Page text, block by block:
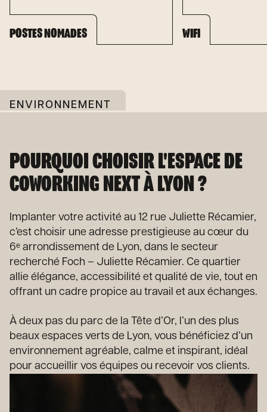
POSTES NOMADES WIFI
ENVIRONNEMENT
POURQUOI CHOISIR L'ESPACE DE
COWORKING NEXT À LYON ?
Implanter votre activité au 12 rue Juliette Récamier,
c’est choisir une adresse prestigieuse au cœur du
6ᵉ arrondissement de Lyon, dans le secteur
recherché Foch – Juliette Récamier. Ce quartier
allie élégance, accessibilité et qualité de vie, tout en
offrant un cadre propice au travail et aux échanges.
À deux pas du parc de la Tête d’Or, l’un des plus
beaux espaces verts de Lyon, vous bénéficiez d’un
environnement agréable, calme et inspirant, idéal
pour accueillir vos équipes ou recevoir vos clients.